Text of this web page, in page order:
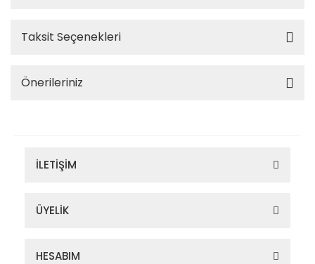
Taksit Seçenekleri
Önerileriniz
İLETİŞİM
ÜYELİK
HESABIM